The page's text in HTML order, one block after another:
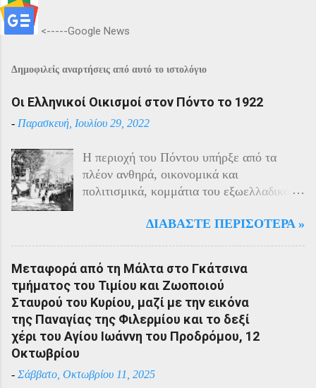
<-----Google News
Δημοφιλείς αναρτήσεις από αυτό το ιστολόγιο
Οι Ελληνικοί Οικισμοί στον Πόντο το 1922
- Παρασκευή, Ιουλίου 29, 2022
Η περιοχή του Πόντου υπήρξε από τα
πλέον ανθηρά, οικονομικά και
πολιτισμικά, κομμάτια του εξωελλαδικού
40% του πληθυσμού της περιοχής και μαζί
του Πόντου είχε και αυτός στη διάρκεια
του πολέμου την ίδια τύχη με τον
υπόλοιπο μικρασιατικό πληθυσμό. Με την
είσοδο της Τουρκίας στον πόλεμο
πραγματοποιήθηκαν εκκενώσεις οικισμών,
οικογένειες των φυγοστράτων.
ΔΙΑΒΆΣΤΕ ΠΕΡΙΣΌΤΕΡΑ »
Μεταφορά από τη Μάλτα στο Γκάτσινα
τμήματος του Τιμίου και Ζωοποιού
Σταυρού του Κυρίου, μαζί με την εικόνα
της Παναγίας της Φιλερμίου και το δεξί
χέρι του Αγίου Ιωάννη του Προδρόμου, 12
Οκτωβρίου
- Σάββατο, Οκτωβρίου 11, 2025